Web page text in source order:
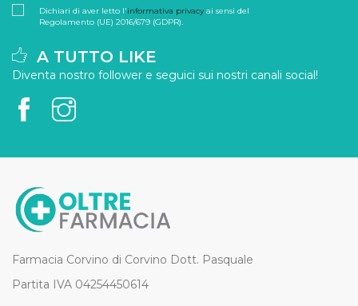
Dichiari di aver letto l'informativa privacyai sensi del
Regolamento (UE) 2016/679 (GDPR).
A TUTTO LIKE
Diventa nostro follower e seguici sui nostri canali social!
Farmacia Corvino di Corvino Dott. Pasquale
Partita IVA 04254450614